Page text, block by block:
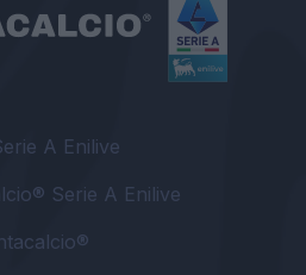
A Enilive
Serie A Enilive